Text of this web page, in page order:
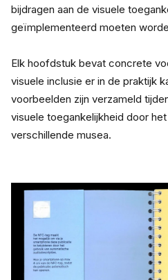
bijdragen aan de visuele
geïmplementeerd moeten
Elk hoofdstuk bevat concrete
visuele inclusie er in de praktijk
voorbeelden zijn verzameld
visuele toegankelijkheid door
verschillende musea.